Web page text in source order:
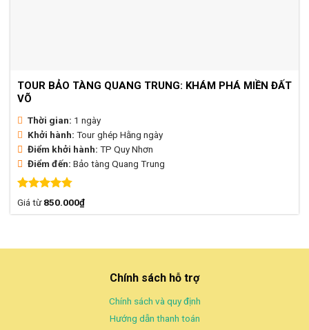
TOUR BẢO TÀNG QUANG TRUNG: KHÁM PHÁ MIỀN ĐẤT
VÕ
Thời gian: 1 ngày
Khởi hành: Tour ghép Hằng ngày
Điểm khởi hành: TP Quy Nhơn
Điểm đến: Bảo tàng Quang Trung
Được xếp
Giá từ850.000₫
Chính sách hỗ trợ
Chính sách và quy định
Hướng dẫn thanh toán